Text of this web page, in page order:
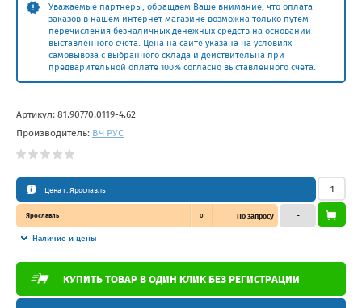
Уважаемые партнеры, обращаем Ваше внимание, что оплата
заказов в нашем интернет магазине возможна только путем
перечисления безналичных денежных средств на основании
выставленного счета. Цена на сайте указана на условиях
самовывоза с выбранного склада и действительна при
предварительной оплате 100% согласно выставленного счета.
Артикул: 81.90770.0119-4.62
Производитель: ВЧ РУС
Цена г. Ярославль
Ярославль 0 По запросу
Наличие и цены
–
КУПИТЬ ТОВАР В ОДИН КЛИК БЕЗ РЕГИСТРАЦИИ